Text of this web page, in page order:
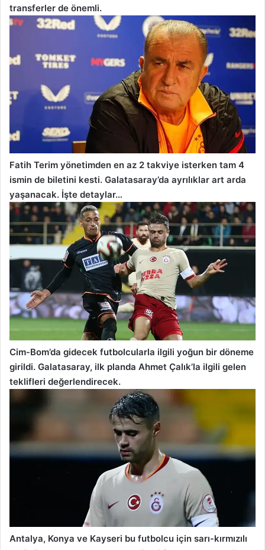
transferler de önemli.
Fatih Terim yönetimden en az 2 takviye isterken tam 4
ismin de biletini kesti. Galatasaray’da ayrılıklar art arda
yaşanacak. İşte detaylar…
Cim-Bom’da gidecek futbolcularla ilgili yoğun bir döneme
girildi. Galatasaray, ilk planda Ahmet Çalık’la ilgili gelen
teklifleri değerlendirecek.
Antalya, Konya ve Kayseri bu futbolcu için sarı-kırmızılı